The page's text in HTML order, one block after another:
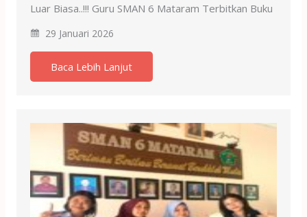
Luar Biasa..!!! Guru SMAN 6 Mataram Terbitkan Buku
29 Januari 2026
Baca Lebih Lanjut